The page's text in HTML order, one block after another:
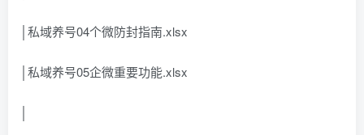
│私域养号04个微防封指南.xlsx
│私域养号05企微重要功能.xlsx